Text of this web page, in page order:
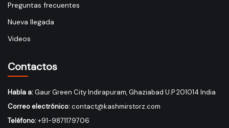
Preguntas frecuentes
Nueva llegada
Videos
Contactos
Habla a:Gaur Green City Indirapuram, Ghaziabad U.P 201014 India
Correo electrónico:contact@kashmirstorz.com
Teléfono:+91-9871179706